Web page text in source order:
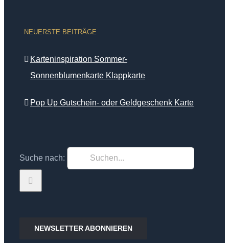
NEUERSTE BEITRÄGE
Karteninspiration Sommer-
Sonnenblumenkarte Klappkarte
Pop Up Gutschein- oder Geldgeschenk Karte
Suche nach:
NEWSLETTER ABONNIEREN